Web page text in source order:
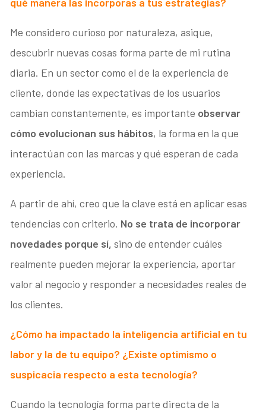
Me considero curioso por naturaleza, asique,
descubrir nuevas cosas forma parte de mi rutina
diaria. En un sector como el de la experiencia de
cliente, donde las expectativas de los usuarios
cambian constantemente, es importante observar
cómo evolucionan sus hábitos, la forma en la que
interactúan con las marcas y qué esperan de cada
experiencia.
A partir de ahí, creo que la clave está en aplicar esas
tendencias con criterio. No se trata de incorporar
novedades porque sí, sino de entender cuáles
realmente pueden mejorar la experiencia, aportar
valor al negocio y responder a necesidades reales de
los clientes.
¿Cómo ha impactado la inteligencia artificial en tu
labor y la de tu equipo? ¿Existe optimismo o
suspicacia respecto a esta tecnología?
Cuando la tecnología forma parte directa de la